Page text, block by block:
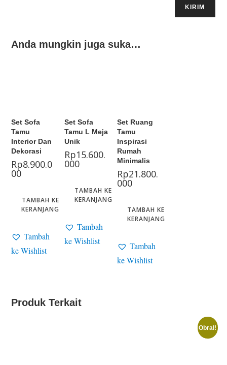
Anda mungkin juga suka…
Set Sofa
Tamu
Interior Dan
Dekorasi
Rp8.900.0
00
TAMBAH KE
KERANJANG
Tambah
ke Wishlist
Set Sofa
Tamu L Meja
Unik
Rp15.600.
000
TAMBAH KE
KERANJANG
Tambah
ke Wishlist
Set Ruang
Tamu
Inspirasi
Rumah
Minimalis
Rp21.800.
000
TAMBAH KE
KERANJANG
Tambah
ke Wishlist
Produk Terkait
Obral!